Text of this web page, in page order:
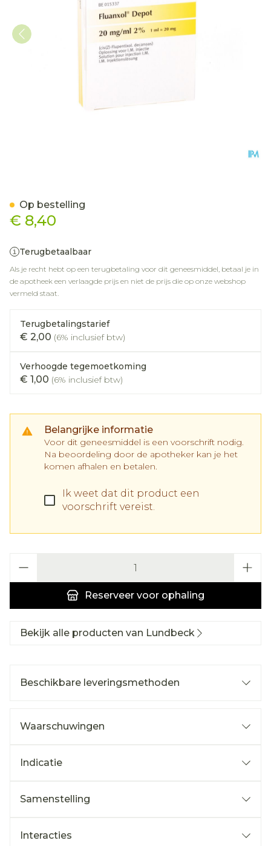
€ 8,40
Terugbetaalbaar
Als je recht hebt op een terugbetaling voor dit geneesmiddel, betaal je in
de apotheek een verlaagde prijs en niet de prijs die op onze webshop
vermeld staat.
Terugbetalingstarief
€ 2,00 (6% inclusief btw)
Verhoogde tegemoetkoming
€ 1,00 (6% inclusief btw)
Belangrijke informatie
Voor dit geneesmiddel is een voorschrift nodig.
Na beoordeling door de apotheker kan je het
komen afhalen en betalen.
Ik weet dat dit product een
voorschrift vereist.
Reserveer voor ophaling
Op bestelling
Bekijk alle producten van Lundbeck
Beschikbare leveringsmethoden
Waarschuwingen
Indicatie
Samenstelling
Interacties